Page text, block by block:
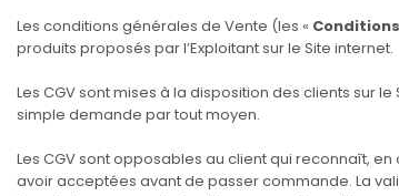
Les conditions générales de Vente (les «
produits proposés par l’Exploitant sur le Site internet.
Les CGV sont mises à la disposition des clients sur
simple demande par tout moyen.
Les CGV sont opposables au client qui reconnaît,
avoir acceptées avant de passer commande. La